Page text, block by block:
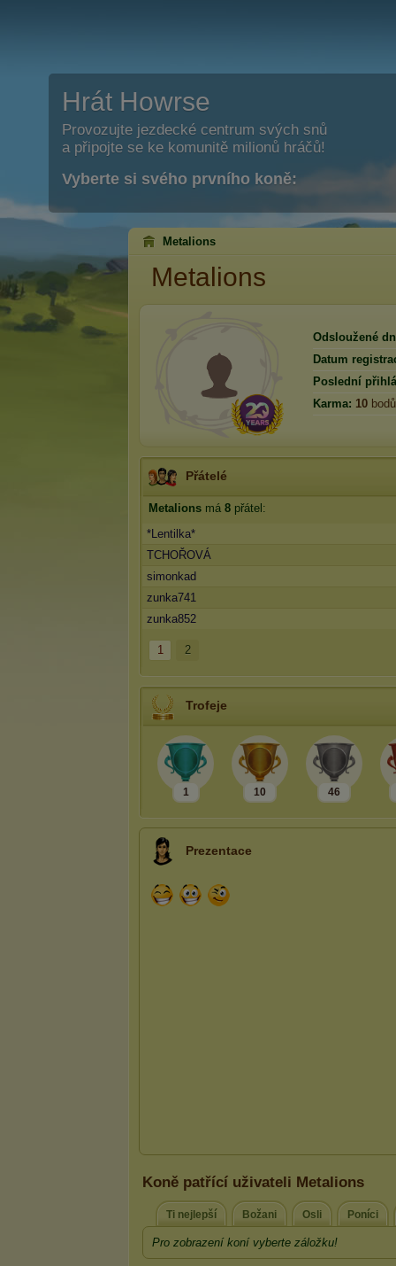
Hrát Howrse
Provozujte jezdecké centrum svých snů
a připojte se ke komunitě milionů hráčů!
Vyberte si svého prvního koně:
Metalions
Metalions
Odsloužené
Datum
Poslední
Karma: 10 bodů
Přátelé
Metalions má 8 přátel:
*Lentilka*
TCHOŘOVÁ
simonkad
zunka741
zunka852
1 2
Trofeje
1 10 46
Prezentace
Koně patřící uživateli Metalions
Ti nejlepší Božani Osli Poníci
Pro zobrazení koní vyberte záložku!